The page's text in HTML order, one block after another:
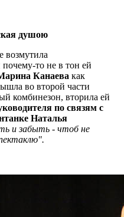
душою
возмутила
то не в тон ей
Канаева как
во второй части
комбинезон, вторила ей
по связям с
Наталья
и забыть - чтоб не